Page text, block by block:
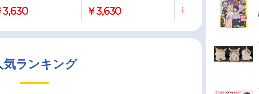
3,630 ￥3,630 ￥3,630
気ランキング